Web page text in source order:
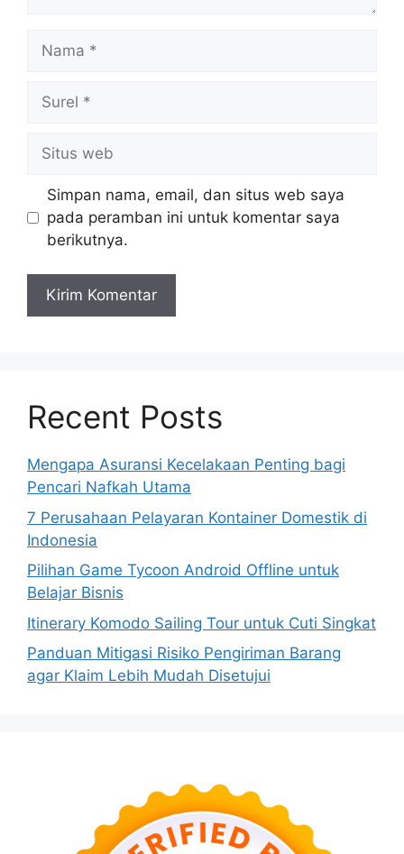
web
Simpan nama, email, dan situs web saya
pada peramban ini untuk komentar saya
berikutnya.
Recent Posts
Mengapa Asuransi Kecelakaan Penting bagi
Pencari Nafkah Utama
7 Perusahaan Pelayaran Kontainer Domestik di
Indonesia
Pilihan Game Tycoon Android Offline untuk
Belajar Bisnis
Itinerary Komodo Sailing Tour untuk Cuti Singkat
Panduan Mitigasi Risiko Pengiriman Barang
agar Klaim Lebih Mudah Disetujui